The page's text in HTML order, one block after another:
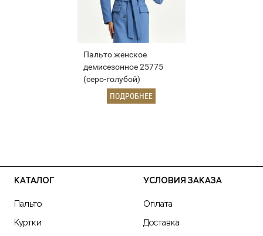
Пальто женское
демисезонное 25775
(серо-голубой)
ПОДРОБНЕЕ
КАТАЛОГ
Пальто
Куртки
УСЛОВИЯ ЗАКАЗА
Оплата
Доставка